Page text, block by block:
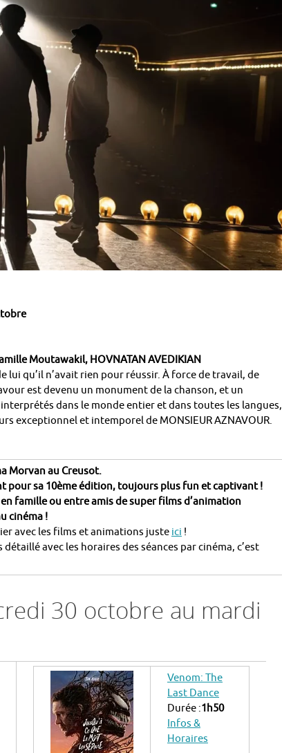
Moutawakil, HOVNATAN AVEDIKIAN
qu’il n’avait rien pour réussir. À force de travail, de
est devenu un monument de la chanson, et un
dans le monde entier et dans toutes les langues,
exceptionnel et intemporel de MONSIEUR AZNAVOUR.
Morvan au Creusot.
pour sa 10ème édition, toujours plus fun et captivant !
famille ou entre amis de super films d’animation
cinéma !
avec les films et animations juste ici !
avec les horaires des séances par cinéma, c’est
30 octobre au mardi
Venom: The
Last Dance
Durée :1h50
Infos &
Horaires